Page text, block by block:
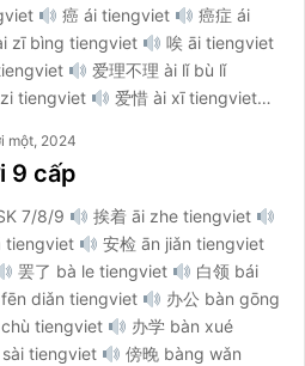
癌 ái tiengviet
癌症 ái
zī bìng tiengviet
唉 āi tiengviet
爱理不理 ài lǐ bù lǐ
tiengviet 爱惜 ài xī tiengviet…
một, 2024
9 cấp
7/8/9
挨着 āi zhe tiengviet
tiengviet
安检 ān jiǎn tiengviet
罢了 bà le tiengviet
白领 bái
diǎn tiengviet
办公 bàn gōng
tiengviet
办学 bàn xué
tiengviet
傍晚 bàng wǎn